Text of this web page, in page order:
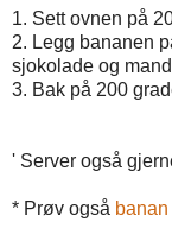
1. Sett ovnen på
2. Legg bananen
sjokolade og
3. Bak på 200
' Server også
* Prøv også